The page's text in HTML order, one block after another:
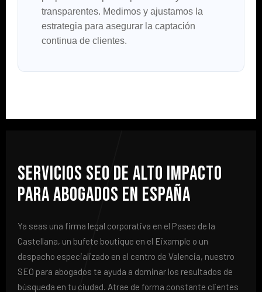
transparentes. Medimos y ajustamos la
estrategia para asegurar la captación
continua de clientes.
Servicios SEO De Alto Impacto
Para Abogados En España
Ya seas una firma legal corporativa en el Paseo de la
Castellana, un bufete boutique en el Eixample o un
despacho especializado en el centro de Valencia, nuestro
SEO para abogados te ayuda a dominar los resultados de
búsqueda en tu ciudad. Atrae de forma constante clientes